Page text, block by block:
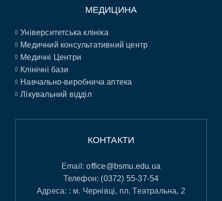
МЕДИЦИНА
Університетська клініка
Медичний консультативний центр
Медичні Центри
Клінічні бази
Навчально-виробнича аптека
Лікувальний відділ
КОНТАКТИ
Email:office@bsmu.edu.ua
Телефон: (0372) 55-37-54
Адреса: : м. Чернівці, пл. Театральна, 2